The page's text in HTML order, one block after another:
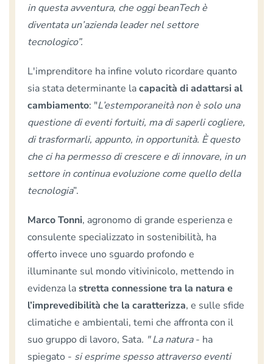
in questa avventura, che oggi beanTech è
diventata un’azienda leader nel settore
tecnologico”.
L'imprenditore ha infine voluto ricordare quanto
sia stata determinante lacapacità di adattarsi al
cambiamento: "L’estemporaneità non è solo una
questione di eventi fortuiti, ma di saperli cogliere,
di trasformarli, appunto, in opportunità. È questo
che ci ha permesso di crescere e di innovare, in un
settore in continua evoluzione come quello della
tecnologia”.
Marco Tonni, agronomo di grande esperienza e
consulente specializzato in sostenibilità, ha
offerto invece uno sguardo profondo e
illuminante sul mondo vitivinicolo, mettendo in
evidenza lastretta connessione tra la natura e
l’imprevedibilità che la caratterizza, e sulle sfide
climatiche e ambientali, temi che affronta con il
suo gruppo di lavoro, Sata. " La natura- ha
spiegato - si esprime spesso attraverso eventi